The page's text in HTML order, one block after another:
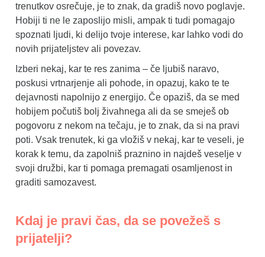
trenutkov osrečuje, je to znak, da gradiš novo poglavje.
Hobiji ti ne le zaposlijo misli, ampak ti tudi pomagajo
spoznati ljudi, ki delijo tvoje interese, kar lahko vodi do
novih prijateljstev ali povezav.
Izberi nekaj, kar te res zanima – če ljubiš naravo,
poskusi vrtnarjenje ali pohode, in opazuj, kako te te
dejavnosti napolnijo z energijo. Če opaziš, da se med
hobijem počutiš bolj živahnega ali da se smeješ ob
pogovoru z nekom na tečaju, je to znak, da si na pravi
poti. Vsak trenutek, ki ga vložiš v nekaj, kar te veseli, je
korak k temu, da zapolniš praznino in najdeš veselje v
svoji družbi, kar ti pomaga premagati osamljenost in
graditi samozavest.
Kdaj je pravi čas, da se povežeš s
prijatelji?